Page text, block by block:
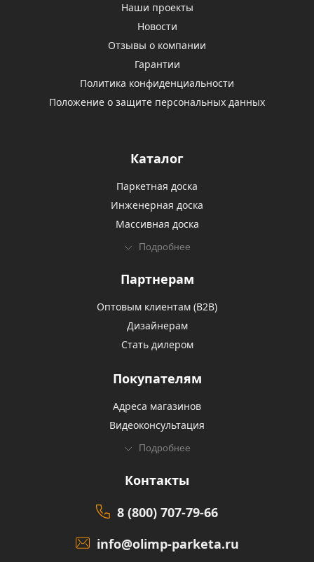
Наши проекты
Новости
Отзывы о компании
Гарантии
Политика конфиденциальности
Положение о защите персональных данных
Каталог
Паркетная доска
Инженерная доска
Массивная доска
Подробнее
Партнерам
Оптовым клиентам (В2В)
Дизайнерам
Стать дилером
Покупателям
Адреса магазинов
Видеоконсультация
Подробнее
Контакты
8 (800) 707-79-66
info@olimp-parketa.ru